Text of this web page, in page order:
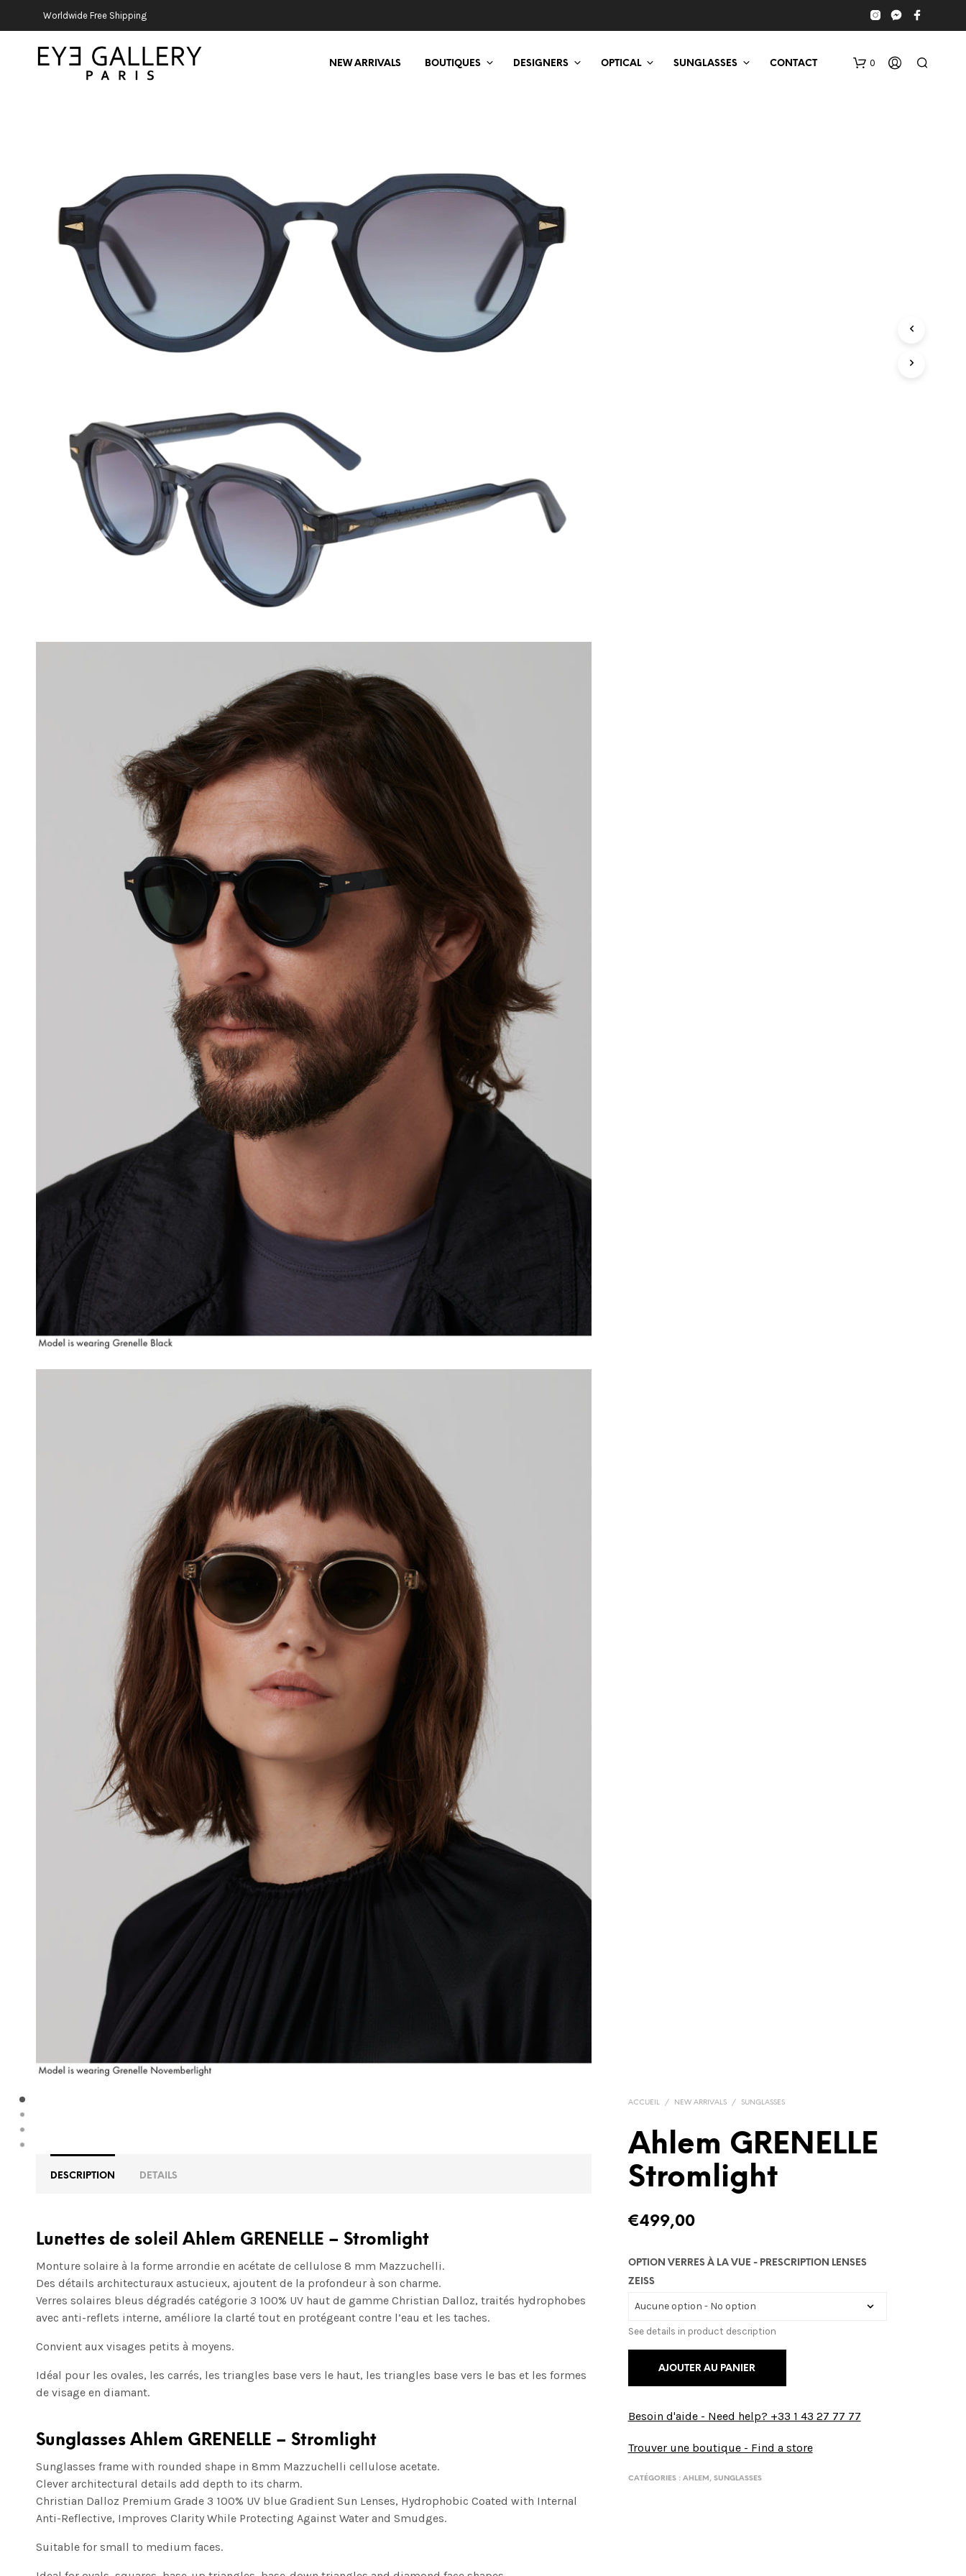
Worldwide Free Shipping
NEW ARRIVALS BOUTIQUES DESIGNERS OPTICAL SUNGLASSES CONTACT 0
ACCUEIL / NEW ARRIVALS / SUNGLASSES
Ahlem GRENELLE
Stromlight
€499,00
OPTION VERRES À LA VUE - PRESCRIPTION LENSES
ZEISS
See details in product description
AJOUTER AU PANIER
Besoin d'aide - Need help? +33 1 43 27 77 77
Trouver une boutique - Find a store
CATÉGORIES : AHLEM , SUNGLASSES
DESCRIPTION DETAILS
Lunettes de soleil Ahlem GRENELLE – Stromlight
Monture solaire à la forme arrondie en acétate de cellulose 8 mm Mazzuchelli.
Des détails architecturaux astucieux, ajoutent de la profondeur à son charme.
Verres solaires bleus dégradés catégorie 3 100% UV haut de gamme Christian Dalloz, traités hydrophobes
avec anti-reflets interne, améliore la clarté tout en protégeant contre l’eau et les taches.
Convient aux visages petits à moyens.
Idéal pour les ovales, les carrés, les triangles base vers le haut, les triangles base vers le bas et les formes
de visage en diamant.
Sunglasses Ahlem GRENELLE – Stromlight
Sunglasses frame with rounded shape in 8mm Mazzuchelli cellulose acetate.
Clever architectural details add depth to its charm.
Christian Dalloz Premium Grade 3 100% UV blue Gradient Sun Lenses, Hydrophobic Coated with Internal
Anti-Reflective, Improves Clarity While Protecting Against Water and Smudges.
Suitable for small to medium faces.